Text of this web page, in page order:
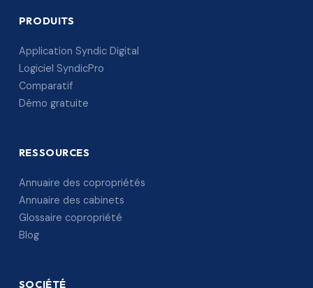
PRODUITS
Application Syndic Digital
Logiciel SyndicPro
Comparatif
Démo gratuite
RESSOURCES
Annuaire des copropriétés
Annuaire des cabinets
Glossaire copropriété
Blog
SOCIÉTÉ